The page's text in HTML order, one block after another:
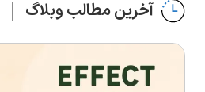
آخرین مطالب وبلاگ